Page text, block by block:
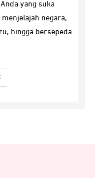
yang suka
negara,
hingga bersepeda